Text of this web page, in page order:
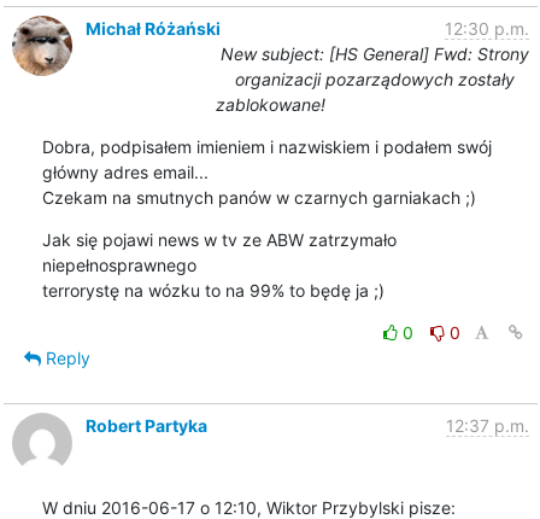
Michał Różański
12:30 p.m.
New subject: [HS General] Fwd: Strony
organizacji pozarządowych zostały
zablokowane!
Dobra, podpisałem imieniem i nazwiskiem i podałem swój
główny adres email...
Czekam na smutnych panów w czarnych garniakach ;)
Jak się pojawi news w tv ze ABW zatrzymało
niepełnosprawnego
terrorystę na wózku to na 99% to będę ja ;)
0
0
Reply
Robert Partyka 12:37 p.m.
W dniu 2016-06-17 o 12:10, Wiktor Przybylski pisze: